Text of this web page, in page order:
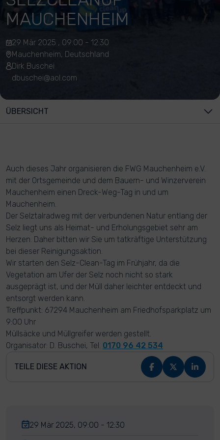
MAUCHENHEIM
29 Mär 2025 , 09:00 - 12:30
Mauchenheim, Deutschland
Dirk Buschei
dbuschei@aol.com
ÜBERSICHT
Auch dieses Jahr organisieren die FWG Mauchenheim e.V.
mit der Ortsgemeinde und dem Bauern- und Winzerverein
Mauchenheim einen Dreck-Weg-Tag in und um
Mauchenheim.
Der Selztalradweg mit der verbundenen Natur entlang der
Selz liegt uns als Heimat- und Erholungsgebiet sehr am
Herzen. Daher bitten wir Sie um tatkräftige Unterstützung
bei dieser Reinigungsaktion.
Wir starten den Selz-Clean-Tag im Frühjahr, da die
Vegetation am Ufer der Selz noch nicht so stark
ausgeprägt ist, und der Müll daher leichter entdeckt und
entsorgt werden kann.
Treffpunkt: 67294 Mauchenheim am Friedhofsparkplatz um
9:00 Uhr
Müllsäcke und Müllgreifer werden gestellt.
Organisator: D. Buschei, Tel. 0170 96 42 534
TEILE DIESE AKTION
29 Mär 2025, 09:00 - 12:30